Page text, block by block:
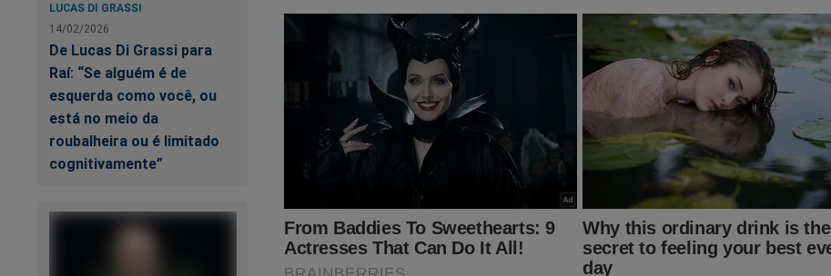
LUCAS DI GRASSI
14/02/2026
De Lucas Di Grassi para
Raí: “Se alguém é de
esquerda como você, ou
está no meio da
roubalheira ou é limitado
cognitivamente”
Uma decisão sem fundamento, sem qualquer intimação e sem o devido processo legal.
Precisamos da ajuda de todos os patriotas.
Faça a sua assinatura e tenha acesso ao conteúdo exclusivo da destemida Revista A
Verdade.
Clique no link abaixo:
https://assinante.jornaldacidadeonline.com.br/apresentacao
Cada colaboração é importante para que a verdade prevaleça!